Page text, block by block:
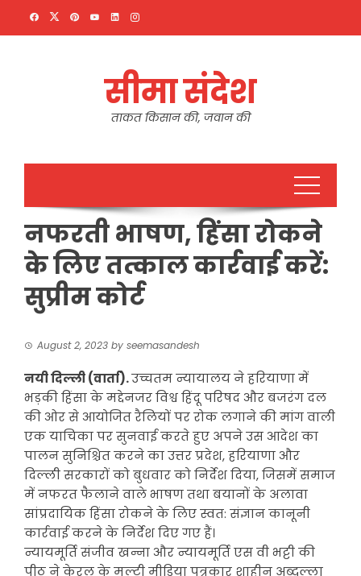
सीमा संदेश
ताकत किसान की, जवान की
नफरती भाषण, हिंसा रोकने
के लिए तत्काल कार्रवाई करें:
सुप्रीम कोर्ट
August 2, 2023 by seemasandesh
नयी दिल्ली (वार्ता).उच्चतम न्यायालय ने हरियाणा में
भड़की हिंसा के मद्देनजर विश्व हिंदू परिषद और बजरंग दल
की ओर से आयोजित रैलियों पर रोक लगाने की मांग वाली
एक याचिका पर सुनवाई करते हुए अपने उस आदेश का
पालन सुनिश्चित करने का उत्तर प्रदेश, हरियाणा और
दिल्ली सरकारों को बुधवार को निर्देश दिया, जिसमें समाज
में नफरत फैलाने वाले भाषण तथा बयानों के अलावा
सांप्रदायिक हिंसा रोकने के लिए स्वत: संज्ञान कानूनी
कार्रवाई करने के निर्देश दिए गए हैं।
न्यायमूर्ति संजीव खन्ना और न्यायमूर्ति एस वी भट्टी की
पीठ ने केरल के मल्टी मीडिया पत्रकार शाहीन अब्दुल्ला